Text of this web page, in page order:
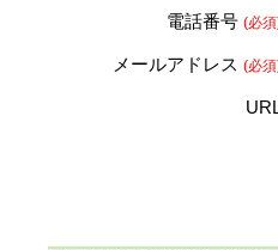
電話番号 (必
メールアドレス (必